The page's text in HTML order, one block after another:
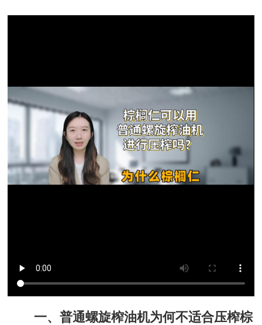
一、普通螺旋榨油机为何不适合压榨棕